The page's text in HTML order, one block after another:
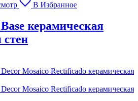
В Избранное
керамическая
стен